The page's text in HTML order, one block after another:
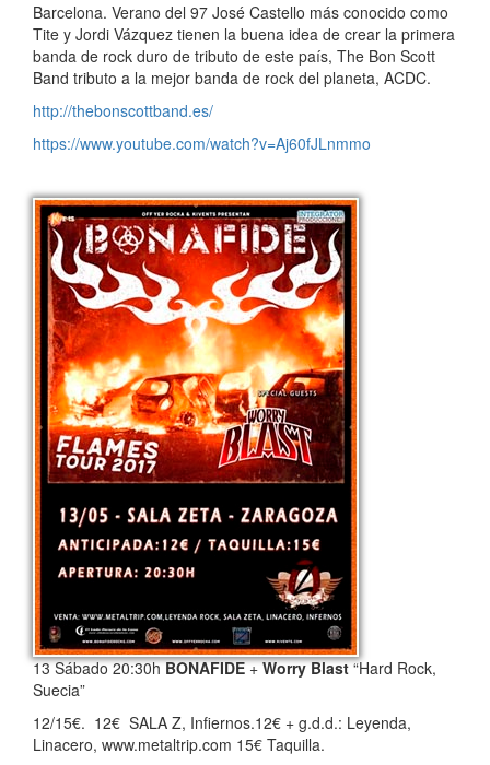
Barcelona. Verano del 97 José Castello más conocido como
Tite y Jordi Vázquez tienen la buena idea de crear la primera
banda de rock duro de tributo de este país, The Bon Scott
Band tributo a la mejor banda de rock del planeta, ACDC.
http://thebonscottband.es/
https://www.youtube.com/watch?v=Aj60fJLnmmo
13 Sábado 20:30hBONAFIDE+Worry Blast“Hard Rock,
Suecia”
12/15€. 12€ SALA Z, Infiernos.12€ + g.d.d.: Leyenda,
Linacero, www.metaltrip.com 15€ Taquilla.